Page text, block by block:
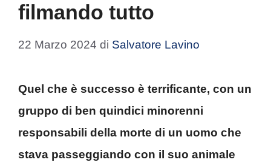
filmando tutto
22 Marzo 2024 di Salvatore Lavino
Quel che è successo è terrificante, con un
gruppo di ben quindici minorenni
responsabili della morte di un uomo che
stava passeggiando con il suo animale